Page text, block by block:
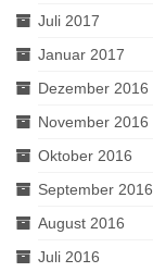
Juli 2017
Januar 2017
Dezember 2016
November 2016
Oktober 2016
September 2016
August 2016
Juli 2016